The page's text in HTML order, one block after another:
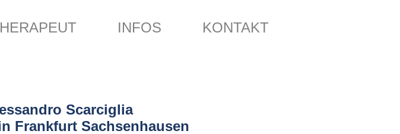
INFOS KONTAKT
Scarciglia
Frankfurt Sachsenhausen